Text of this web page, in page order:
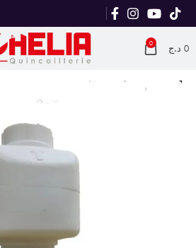
0 0 د.ج